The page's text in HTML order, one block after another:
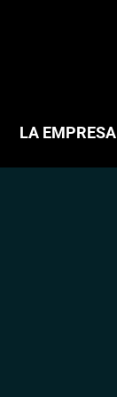
LA EMPRESA